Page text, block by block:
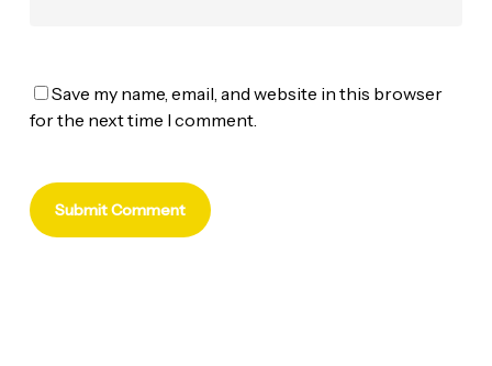
Save my name, email, and website in this browser
for the next time I comment.